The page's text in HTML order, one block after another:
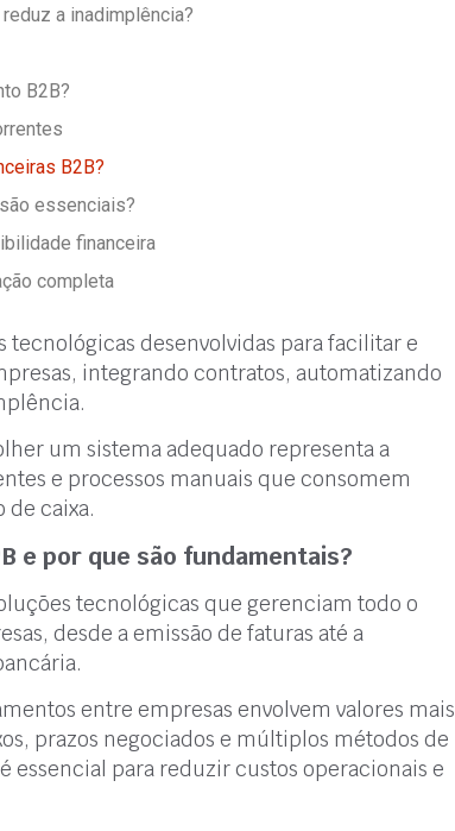
a inadimplência?
B2B?
B2B?
essenciais?
financeira
completa
tecnológicas desenvolvidas para facilitar e
integrando contratos, automatizando
um sistema adequado representa a
e processos manuais que consomem
caixa.
e por que são fundamentais?
tecnológicas que gerenciam todo o
desde a emissão de faturas até a
entre empresas envolvem valores mais
prazos negociados e múltiplos métodos de
essencial para reduzir custos operacionais e